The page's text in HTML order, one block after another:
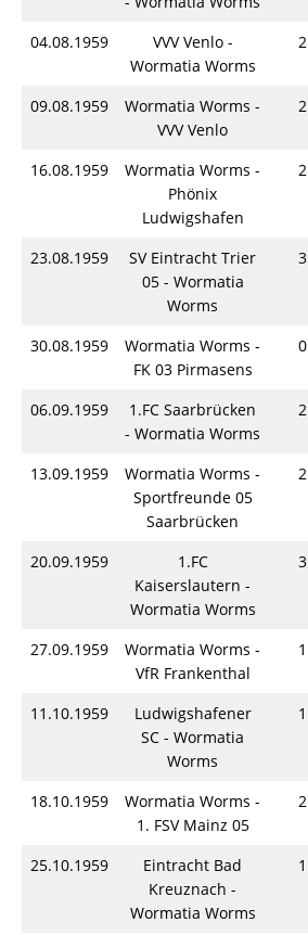
04.08.1959
VVV Venlo -
Wormatia Worms
09.08.1959
Wormatia Worms -
VVV Venlo
16.08.1959
Wormatia Worms -
Phönix
Ludwigshafen
23.08.1959
SV Eintracht Trier
05 - Wormatia
Worms
30.08.1959
Wormatia Worms -
FK 03 Pirmasens
06.09.1959
1.FC Saarbrücken
- Wormatia Worms
13.09.1959
Wormatia Worms -
Sportfreunde 05
Saarbrücken
20.09.1959
1.FC
Kaiserslautern -
Wormatia Worms
27.09.1959
Wormatia Worms -
VfR Frankenthal
11.10.1959
Ludwigshafener
SC - Wormatia
Worms
18.10.1959
Wormatia Worms -
1. FSV Mainz 05
25.10.1959
Eintracht Bad
Kreuznach -
Wormatia Worms